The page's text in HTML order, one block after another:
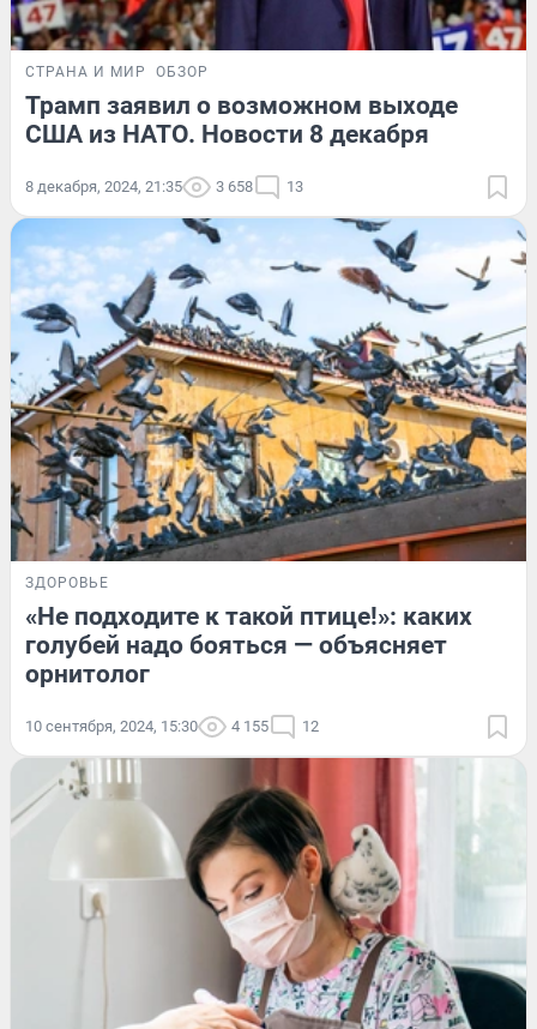
СТРАНА И МИР ОБЗОР
Трамп заявил о возможном выходе
США из НАТО. Новости 8 декабря
8 декабря, 2024, 21:35 3 658 13
ЗДОРОВЬЕ
«Не подходите к такой птице!»: каких
голубей надо бояться — объясняет
орнитолог
10 сентября, 2024, 15:30 4 155 12